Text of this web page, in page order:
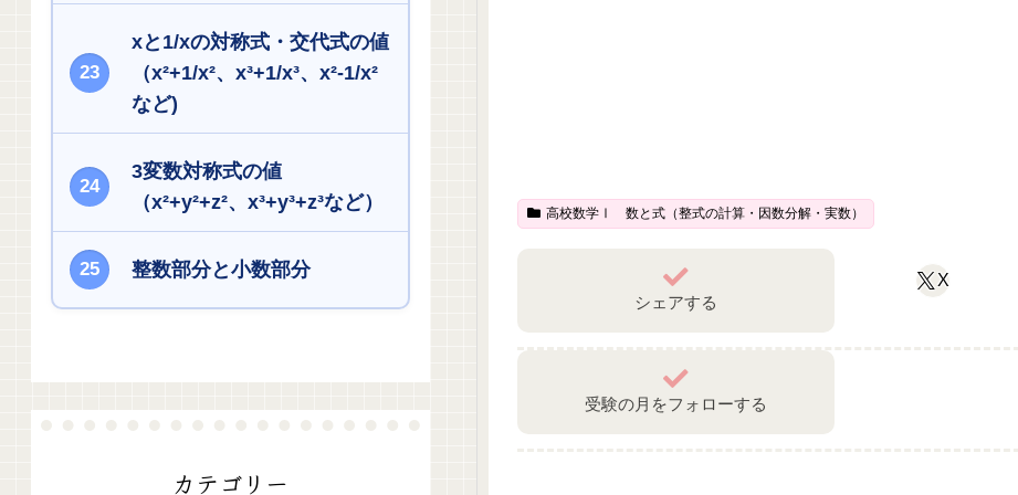
高校数学Ⅰ 数と式（整式の計算・因数分解・実数）
シェアする
X
受験の月をフォローする
xと1/xの対称式・交代式の値
（x²+1/x²、x³+1/x³、x²-1/x²
など)
3変数対称式の値
（x²+y²+z²、x³+y³+z³など）
整数部分と小数部分
カテゴリー